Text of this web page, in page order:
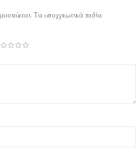
Τα υποχρεωτικά πεδία